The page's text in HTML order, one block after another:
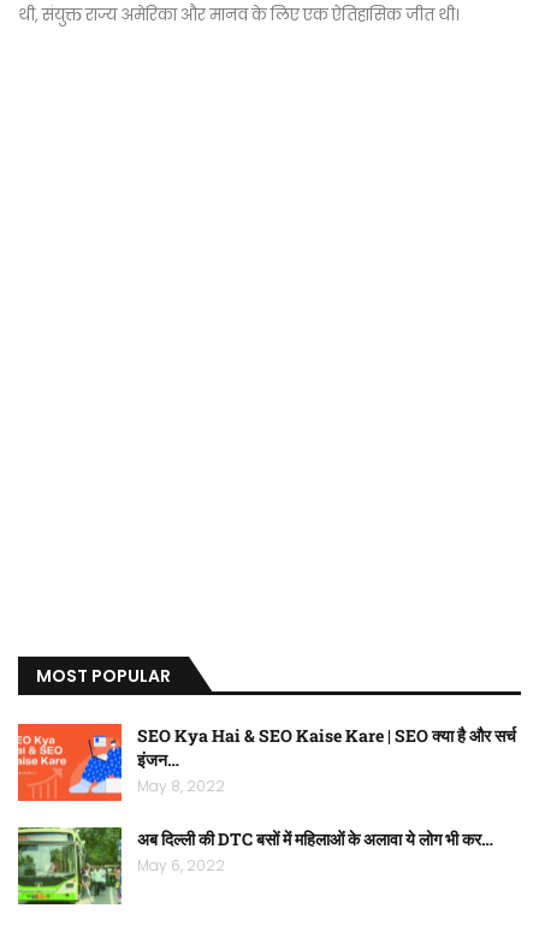
थी, संयुक्त राज्य अमेरिका और मानव के लिए एक ऐतिहासिक जीत थी।
MOST POPULAR
SEO Kya Hai & SEO Kaise Kare | SEO क्या है और सर्च
इंजन…
May 8, 2022
अब दिल्ली की DTC बसों में महिलाओं के अलावा ये लोग भी कर…
May 6, 2022